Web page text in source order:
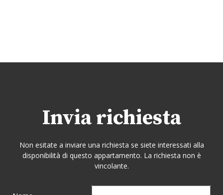
Invia richiesta
Non esitate a inviare una richiesta se siete interessati alla
disponibilità di questo appartamento. La richiesta non è
vincolante.